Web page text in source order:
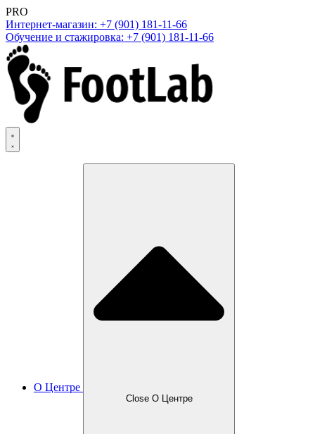
PRO
Интернет-магазин: +7 (901) 181-11-66
Обучение и стажировка: +7 (901) 181-11-66
О Центре
Close О Центре